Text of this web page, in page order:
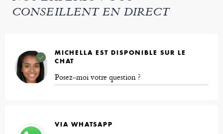
CONSEILLENT EN DIRECT
MICHELLA EST DISPONIBLE SUR LE
CHAT
Posez-moi votre question ?
VIA WHATSAPP